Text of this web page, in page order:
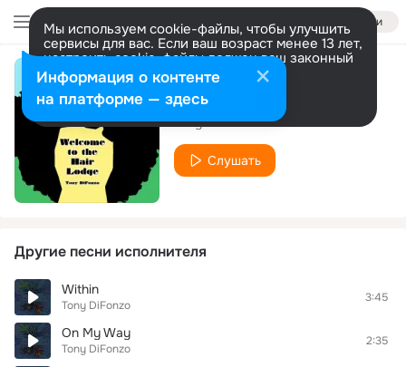
Войти
Мы используем cookie-файлы, чтобы улучшить
сервисы для вас. Если ваш возраст менее 13 лет,
настроить cookie-файлы должен ваш законный
представитель. Больше информации
Разрешить все Настроить
You Are the Sun
Tony DiFonzo
Слушать
Другие песни исполнителя
Within
Tony DiFonzo
3:45
On My Way
Tony DiFonzo
2:35
Информация о контенте
на платформе — здесь